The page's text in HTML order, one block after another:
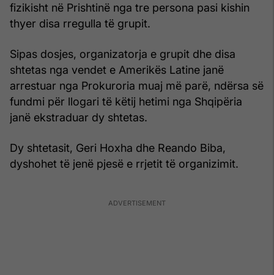
fizikisht në Prishtinë nga tre persona pasi kishin
thyer disa rregulla të grupit.
Sipas dosjes, organizatorja e grupit dhe disa
shtetas nga vendet e Amerikës Latine janë
arrestuar nga Prokuroria muaj më parë, ndërsa së
fundmi për llogari të këtij hetimi nga Shqipëria
janë ekstraduar dy shtetas.
Dy shtetasit, Geri Hoxha dhe Reando Biba,
dyshohet të jenë pjesë e rrjetit të organizimit.